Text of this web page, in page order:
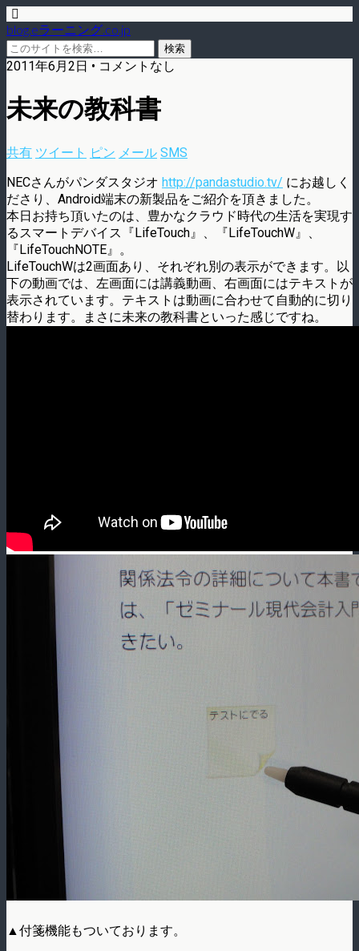
blog.eラーニング.co.jp
2011年6月2日 • コメントなし
未来の教科書
共有 ツイート ピン メール SMS
NECさんがパンダスタジオ http://pandastudio.tv/ にお越しく
ださり、Android端末の新製品をご紹介を頂きました。
本日お持ち頂いたのは、豊かなクラウド時代の生活を実現す
るスマートデバイス『LifeTouch』、『LifeTouchW』、
『LifeTouchNOTE』。
LifeTouchWは2画面あり、それぞれ別の表示ができます。以
下の動画では、左画面には講義動画、右画面にはテキストが
表示されています。テキストは動画に合わせて自動的に切り
替わります。まさに未来の教科書といった感じですね。
▲付箋機能もついております。